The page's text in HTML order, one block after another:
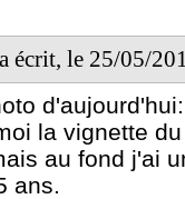
a écrit, le 25/05/
la vignette
au fond j'ai
ans.